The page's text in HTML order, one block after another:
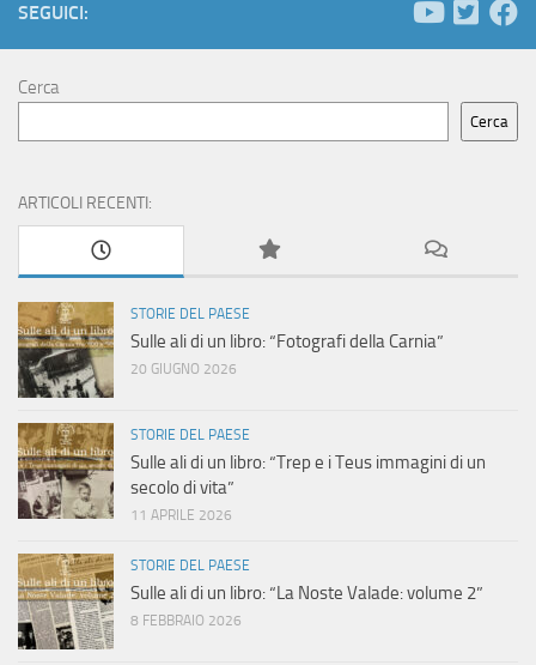
SEGUICI:
Cerca
Cerca
ARTICOLI RECENTI:
STORIE DEL PAESE
Sulle ali di un libro: “Fotografi della Carnia”
20 GIUGNO 2026
STORIE DEL PAESE
Sulle ali di un libro: “Trep e i Teus immagini di un
secolo di vita”
11 APRILE 2026
STORIE DEL PAESE
Sulle ali di un libro: “La Noste Valade: volume 2”
8 FEBBRAIO 2026